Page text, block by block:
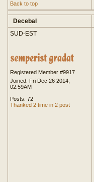
Back to top
Decebal
SUD-EST
Registered Member #9917
Joined: Fri Dec 26 2014,
02:59AM
Posts: 72
Thanked 2 time in 2 post